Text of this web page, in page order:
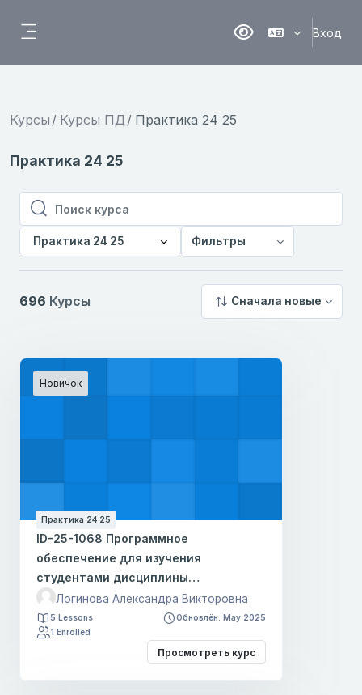
Версия для Вход
Курсы Курсы ПД Практика 24 25
Практика 24 25
Поиск курса
Поиск курса
Практика 24 25 Фильтры
696 Курсы Сначала новые
Новичок
Практика 24 25
ID-25-1068 Программное
обеспечение для изучения
студентами дисциплины
"Иностранный язык в
профессиональной коммуникации"
Логинова Александра Викторовна
5 Lessons
Обновлён: May 2025
1 Enrolled
Просмотреть курс